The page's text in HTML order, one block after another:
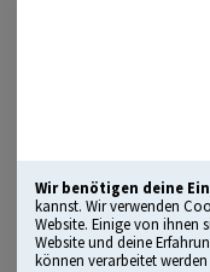
Wir benötigen deine
kannst. Wir verwenden
Website. Einige von ihnen
Website und deine
können verarbeitet
6 Monate für nur
Anhalt | Alle
1) und Studium